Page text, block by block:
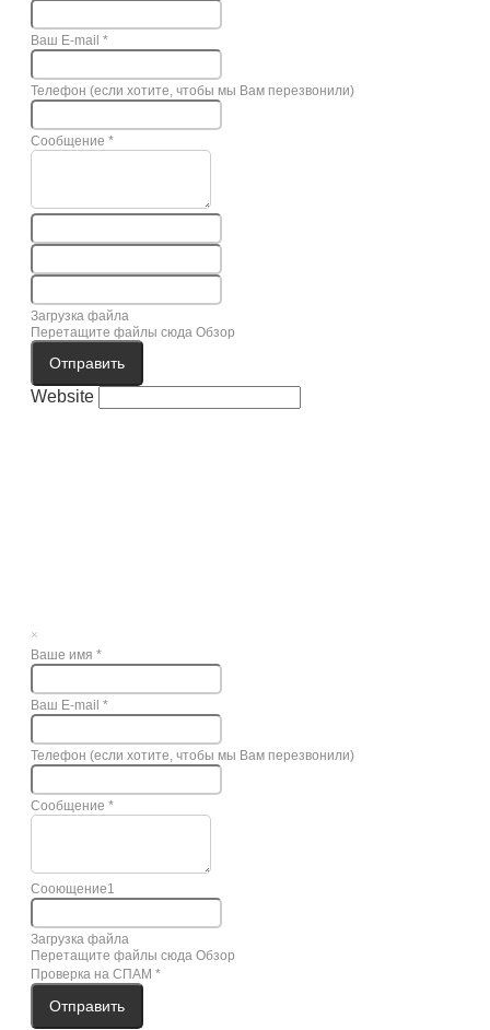
Ваш E-mail *
Телефон (если хотите, чтобы мы Вам перезвонили)
Сообщение *
Загрузка файла
Перетащите файлы сюда Обзор
Отправить
Website
×
Ваше имя *
Ваш E-mail *
Телефон (если хотите, чтобы мы Вам перезвонили)
Сообщение *
Сооющение1
Загрузка файла
Перетащите файлы сюда Обзор
Проверка на СПАМ *
Отправить